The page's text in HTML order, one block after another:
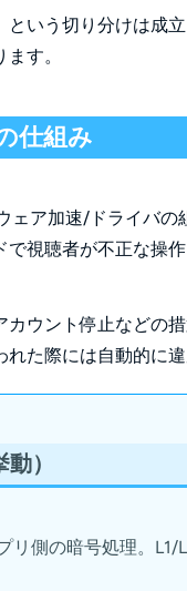
いう切り分けは成
す。
仕組み
ェア加速/ドライバの
視聴者が不正な操
ウント停止などの
た際には自動的に違
）
リ側の暗号処理。